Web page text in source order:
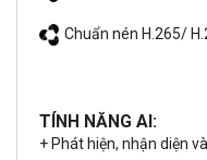
Chuẩn nén H.265/
TÍNH NĂNG AI:
+ Phát hiện, nhận diện